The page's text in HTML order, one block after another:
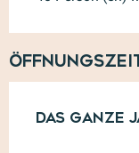
Das ganze
Das ganze